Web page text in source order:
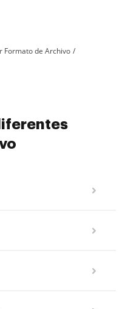
Formato de Archivo